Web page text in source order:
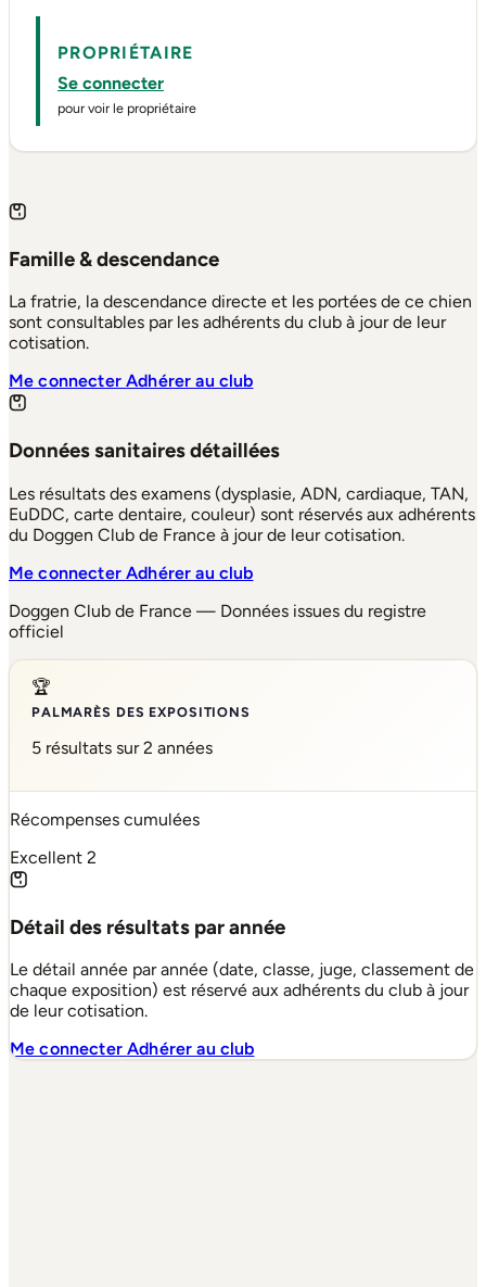
PROPRIÉTAIRE
Se connecter
pour voir le propriétaire
Famille & descendance
La fratrie, la descendance directe et les portées de ce chien
sont consultables par les adhérents du club à jour de leur
cotisation.
Me connecterAdhérer au club
Données sanitaires détaillées
Les résultats des examens (dysplasie, ADN, cardiaque, TAN,
EuDDC, carte dentaire, couleur) sont réservés aux adhérents
du Doggen Club de France à jour de leur cotisation.
Me connecterAdhérer au club
Doggen Club de France — Données issues du registre
officiel
🏆
PALMARÈS DES EXPOSITIONS
5 résultats sur 2 années
Récompenses cumulées
Excellent 2
Détail des résultats par année
Le détail année par année (date, classe, juge, classement de
chaque exposition) est réservé aux adhérents du club à jour
de leur cotisation.
Me connecterAdhérer au club